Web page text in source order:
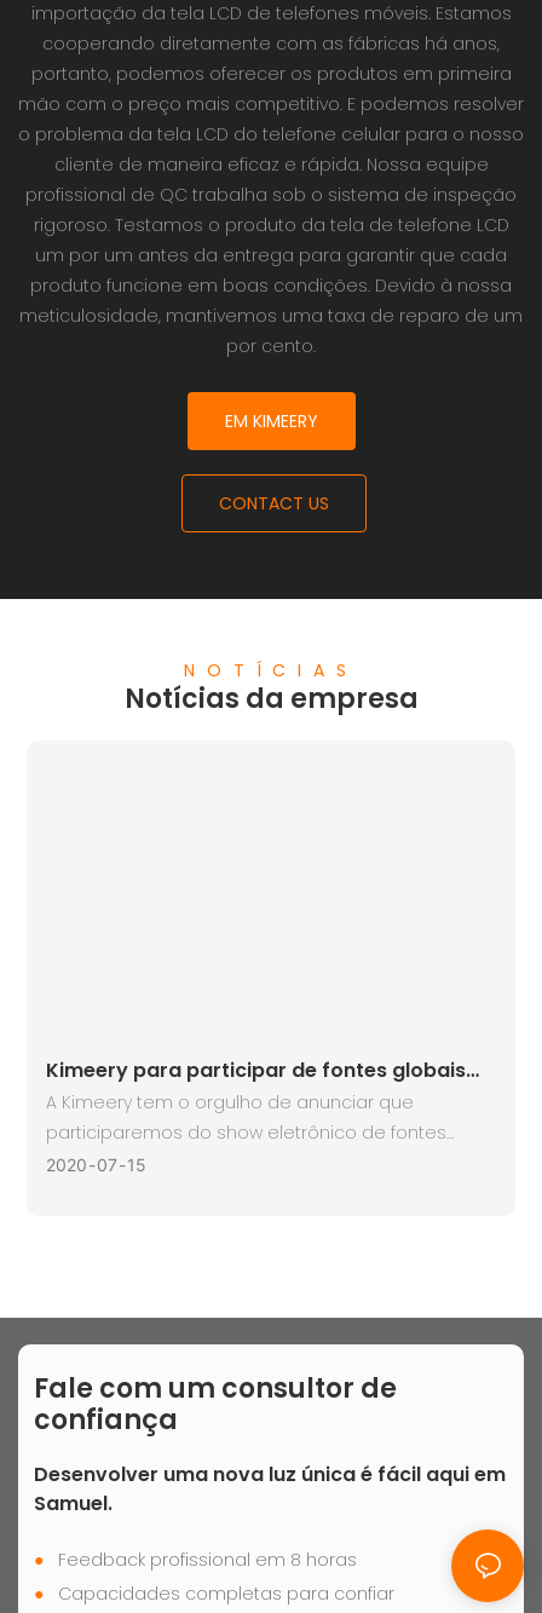
importação da tela LCD de telefones móveis. Estamos
cooperando diretamente com as fábricas há anos,
portanto, podemos oferecer os produtos em primeira
mão com o preço mais competitivo. E podemos resolver
o problema da tela LCD do telefone celular para o nosso
cliente de maneira eficaz e rápida. Nossa equipe
profissional de QC trabalha sob o sistema de inspeção
rigoroso. Testamos o produto da tela de telefone LCD
um por um antes da entrega para garantir que cada
produto funcione em boas condições. Devido à nossa
meticulosidade, mantivemos uma taxa de reparo de um
por cento.
EM KIMEERY
CONTACT US
NOTÍCIAS
Notícias da empresa
Kimeery para participar de fontes globais
Mobile Electronic Show em Hong Kong em
outubro 2024
A Kimeery tem o orgulho de anunciar que
participaremos do show eletrônico de fontes
globais, ocorrendo de 18 a 21 de outubro de 2024,
Como fabricante líder especializado em telas LCD
de telefones celulares, a Kimeery utilizará esta
plataforma para apresentar nossas mais
recentes tecnologias e produtos a um público
global
2020 07 15
Fale com um consultor de
confiança
Desenvolver uma nova luz única é fácil aqui em
Samuel.
●
Feedback profissional em 8 horas
●
Capacidades completas para confiar